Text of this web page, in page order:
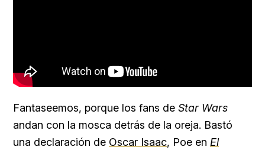
Fantaseemos, porque los fans de Star Wars
andan con la mosca detrás de la oreja. Bastó
una declaración de Oscar Isaac, Poe en El